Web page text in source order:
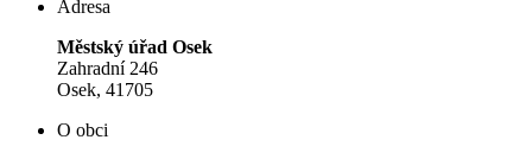
Adresa
Městský úřad Osek
Zahradní 246
Osek, 41705
O obci